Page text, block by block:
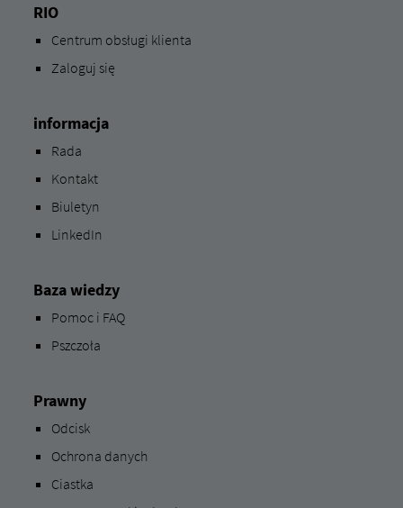
RIO
Centrum obsługi klienta
Zaloguj się
informacja
Rada
Kontakt
Biuletyn
LinkedIn
Baza wiedzy
Pomoc i FAQ
Pszczoła
Prawny
Odcisk
Ochrona danych
Ciastka